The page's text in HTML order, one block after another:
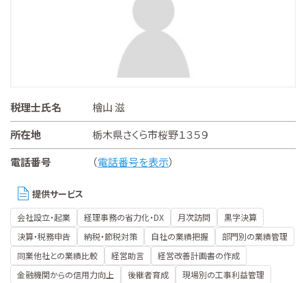
税理士氏名
檜山 滋
所在地
栃木県さくら市桜野１３５９
電話番号
（電話番号を表示）
提供サービス
会社設立・起業 経理事務の省力化・DX 月次訪問
黒字決算
決算・税務申告
納税・節税対策 自社の業績把握
部門別の業績管理
同業他社との業績比較
経営助言
経営改善計画書の作成
金融機関からの信用力向上
後継者育成 現場別の工事利益管理